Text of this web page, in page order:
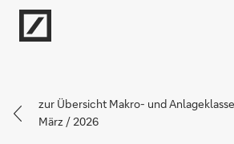
Direkt zur Hauptnavigation
Direkt zum Hauptinhalt
zur Übersicht Makro- und
März / 2026